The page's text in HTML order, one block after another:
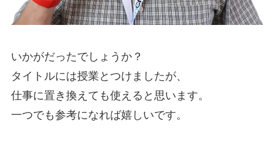
いかがだったでしょうか？
タイトルには授業とつけましたが、
仕事に置き換えても使えると思います。
一つでも参考になれば嬉しいです。